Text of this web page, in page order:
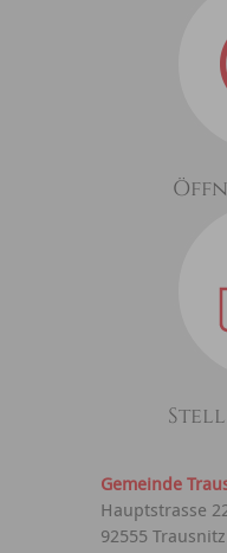
Gemeinde
Hauptstrasse
92555 Trausnitz